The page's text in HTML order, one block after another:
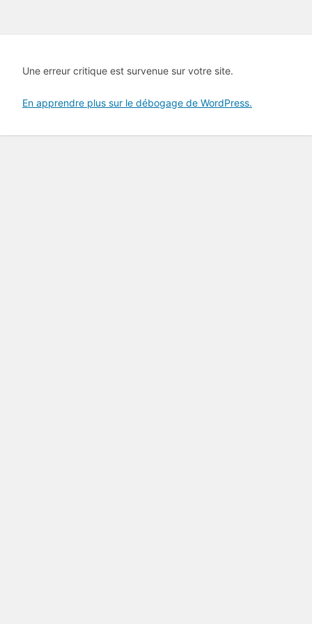
Une erreur critique est survenue sur votre site.
En apprendre plus sur le débogage de WordPress.